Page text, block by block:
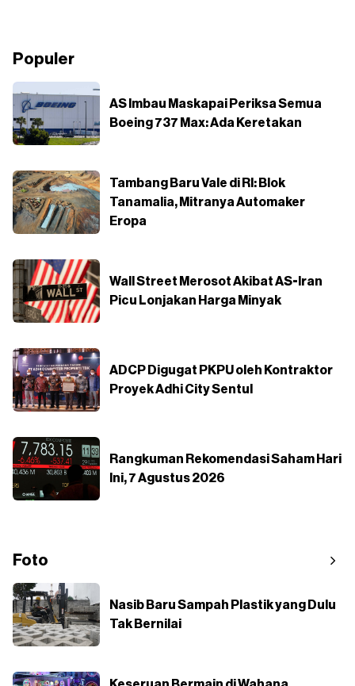
Populer
AS Imbau Maskapai Periksa Semua
Boeing 737 Max: Ada Keretakan
Tambang Baru Vale di RI: Blok
Tanamalia, Mitranya Automaker
Eropa
Wall Street Merosot Akibat AS-Iran
Picu Lonjakan Harga Minyak
ADCP Digugat PKPU oleh Kontraktor
Proyek Adhi City Sentul
Rangkuman Rekomendasi Saham Hari
Ini, 7 Agustus 2026
Foto
Nasib Baru Sampah Plastik yang Dulu
Tak Bernilai